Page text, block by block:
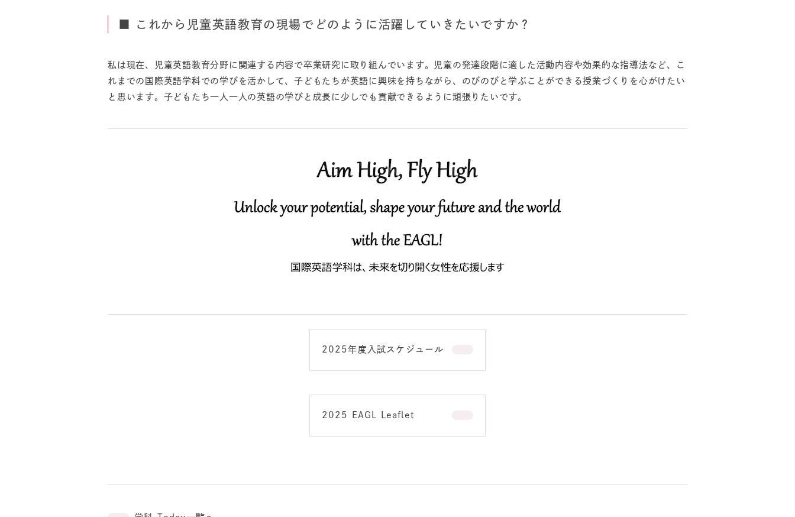
■ これから児童英語教育の現場でどのように活躍していきたいですか？
私は現在、児童英語教育分野に関連する内容で卒業研究に取り組んでいます。児童の発達段階に適した活動内容や効果的な指導法など、こ
れまでの国際英語学科での学びを活かして、子どもたちが英語に興味を持ちながら、のびのびと学ぶことができる授業づくりを心がけたい
と思います。子どもたち一人一人の英語の学びと成長に少しでも貢献できるように頑張りたいです。
2025年度入試スケジュール
2025 EAGL Leaflet